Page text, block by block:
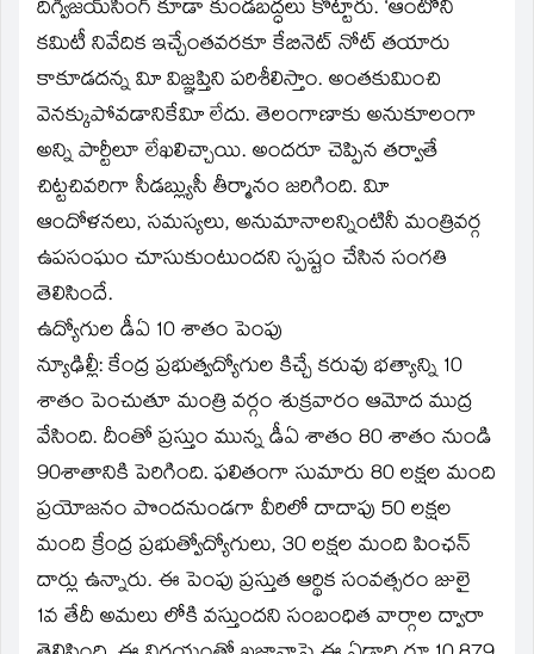
దిగ్విజయ్‌సింగ్‌ కూడా కుండబద్ధలు కొట్టారు. ‘ఆంటోనీ
కమిటీ నివేదిక ఇచ్చేంతవరకూ కేబినెట్‌ నోట్‌ తయారు
కాకూడదన్న విూ విజ్ఞప్తిని పరిశీలిస్తాం. అంతకుమించి
వెనక్కుపోవడానికేవిూ లేదు. తెలంగాణాకు అనుకూలంగా
అన్ని పార్టీలూ లేఖలిచ్చాయి. అందరూ చెప్పిన తర్వాతే
చిట్టచివరిగా సీడబ్ల్యుసీ తీర్మానం జరిగింది. విూ
ఆందోళనలు, సమస్యలు, అనుమానాలన్నింటినీ మంత్రివర్గ
ఉపసంఘం చూసుకుంటుందని స్పష్టం చేసిన సంగతి
తెలిసిందే.
ఉద్యోగుల డీఏ 10 శాతం పెంపు
న్యూఢిల్లీ: కేంద్ర ప్రభుత్వద్యోగుల కిచ్చే కరువు భత్యాన్ని 10
శాతం పెంచుతూ మంత్రి వర్గం శుక్రవారం ఆమోద ముద్ర
వేసింది. దీంతో ప్రస్తుం మున్న డీఏ శాతం 80 శాతం నుండి
90శాతానికి పెరిగింది. ఫలితంగా సుమారు 80 లక్షల మంది
ప్రయోజనం పొందనుండగా వీరిలో దాదాపు 50 లక్షల
మంది క్రేంద్ర ప్రభుత్వోద్యోగులు, 30 లక్షల మంది పింఛన్‌
దార్లు ఉన్నారు. ఈ పెంపు ప్రస్తుత ఆర్థిక సంవత్సరం జులై
1వ తేదీ అమలు లోకి వస్తుందని సంబంధిత వార్గాల ద్వారా